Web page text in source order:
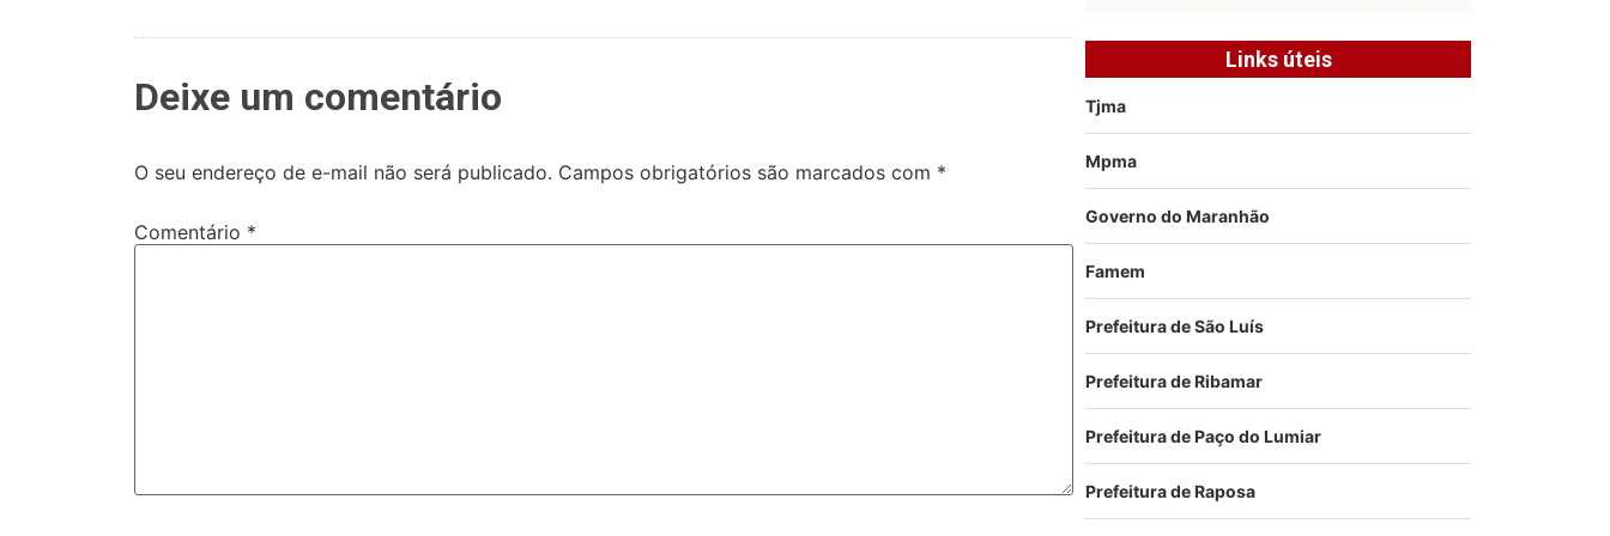
Deixe um comentário
O seu endereço de e-mail não será publicado. Campos obrigatórios são marcados com *
Comentário *
Links úteis
Tjma
Mpma
Governo do Maranhão
Famem
Prefeitura de São Luís
Prefeitura de Ribamar
Prefeitura de Paço do Lumiar
Prefeitura de Raposa